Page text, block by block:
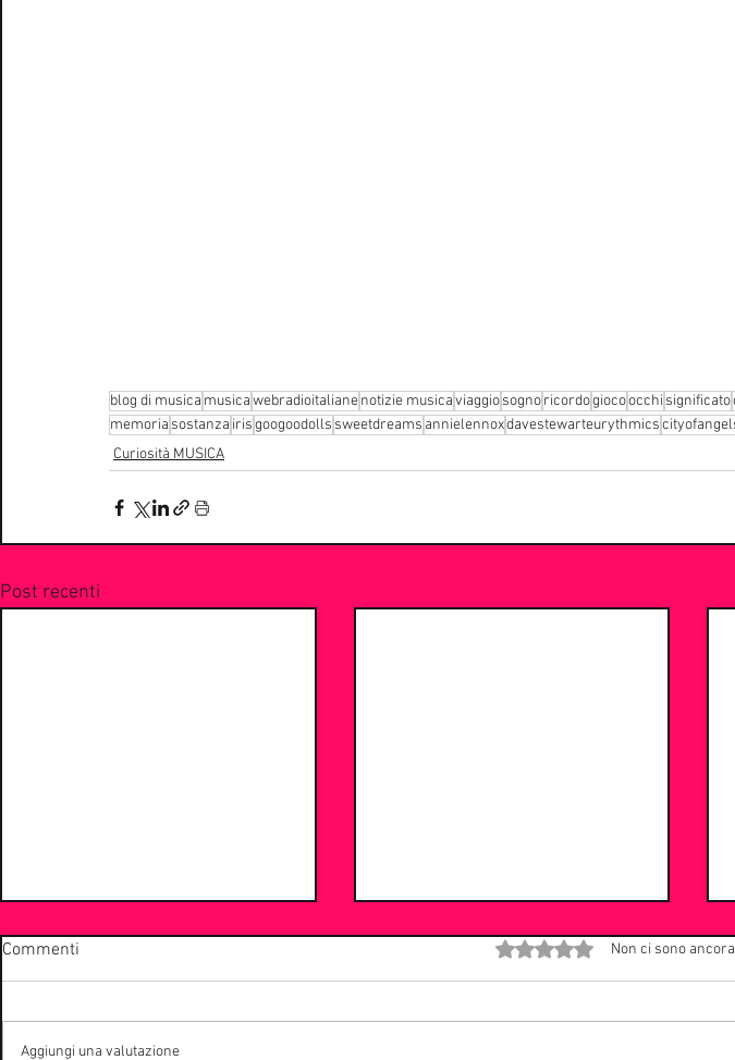
blog di musica musicawebradioitalianenotizie musicaviaggiosognoricordogiocoocchi significato
memoria sostanza irisgoogoodolls sweetdreams annielennoxdavestewarteurythmics
Curiosità MUSICA
Post recenti
Commenti Valutazione 0 stelle su 5.
Non ci sono
Aggiungi una valutazione